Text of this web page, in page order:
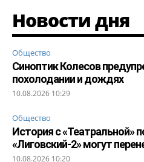
Новости дня
Общество
Синоптик Колесов
похолодании и дождях
10.08.2026 10:29
Общество
История с «Театральной»
«Лиговский-2» могут
10.08.2026 10:20